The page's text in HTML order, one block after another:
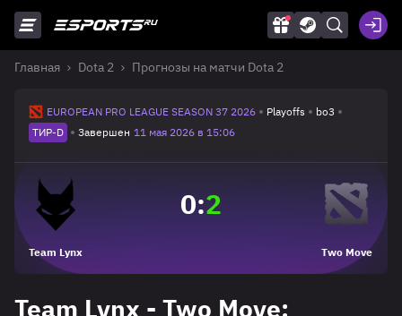
Главная Dota 2 Прогнозы на матчи Dota 2
EUROPEAN PRO LEAGUE SEASON 37 2026 Playoffs
bo3
ТИР-D
Завершен 11 мая 2026 в 15:06
Team Lynx
0:2
Two Move
Team Lynx - Two Move: